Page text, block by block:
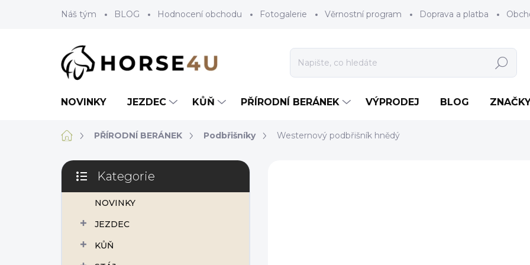
Náš tým BLOG Hodnocení obchodu Fotogalerie Věrnostní program Doprava a platba
Hledat
NOVINKY JEZDEC KŮŇ PŘÍRODNÍ BERÁNEK VÝPRODEJ BLOG
DomůPŘÍRODNÍ BERÁNEK Podbřišníky Westernový podbřišník hnědý
P
s
Přeskočit
kategorie
Kategorie
NOVINKY
JEZDEC
KŮŇ